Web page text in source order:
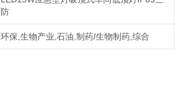
防
环保,生物产业,石油,制药/生物制药,综合